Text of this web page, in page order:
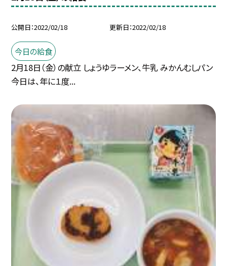
公開日 2022/02/18 更新日 2022/02/18
今日の給食
2月18日（金）の献立 しょうゆラーメン、牛乳 みかんむしパン
今日は、年に１度...